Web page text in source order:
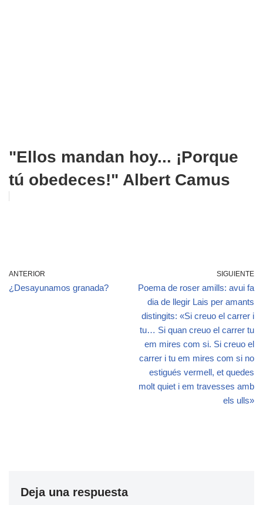
"Ellos mandan hoy... ¡Porque
tú obedeces!" Albert Camus
ANTERIOR
¿Desayunamos granada?
SIGUIENTE
Poema de roser amills: avui fa
dia de llegir Lais per amants
distingits: «Si creuo el carrer i
tu… Si quan creuo el carrer tu
em mires com si. Si creuo el
carrer i tu em mires com si no
estigués vermell, et quedes
molt quiet i em travesses amb
els ulls»
Deja una respuesta